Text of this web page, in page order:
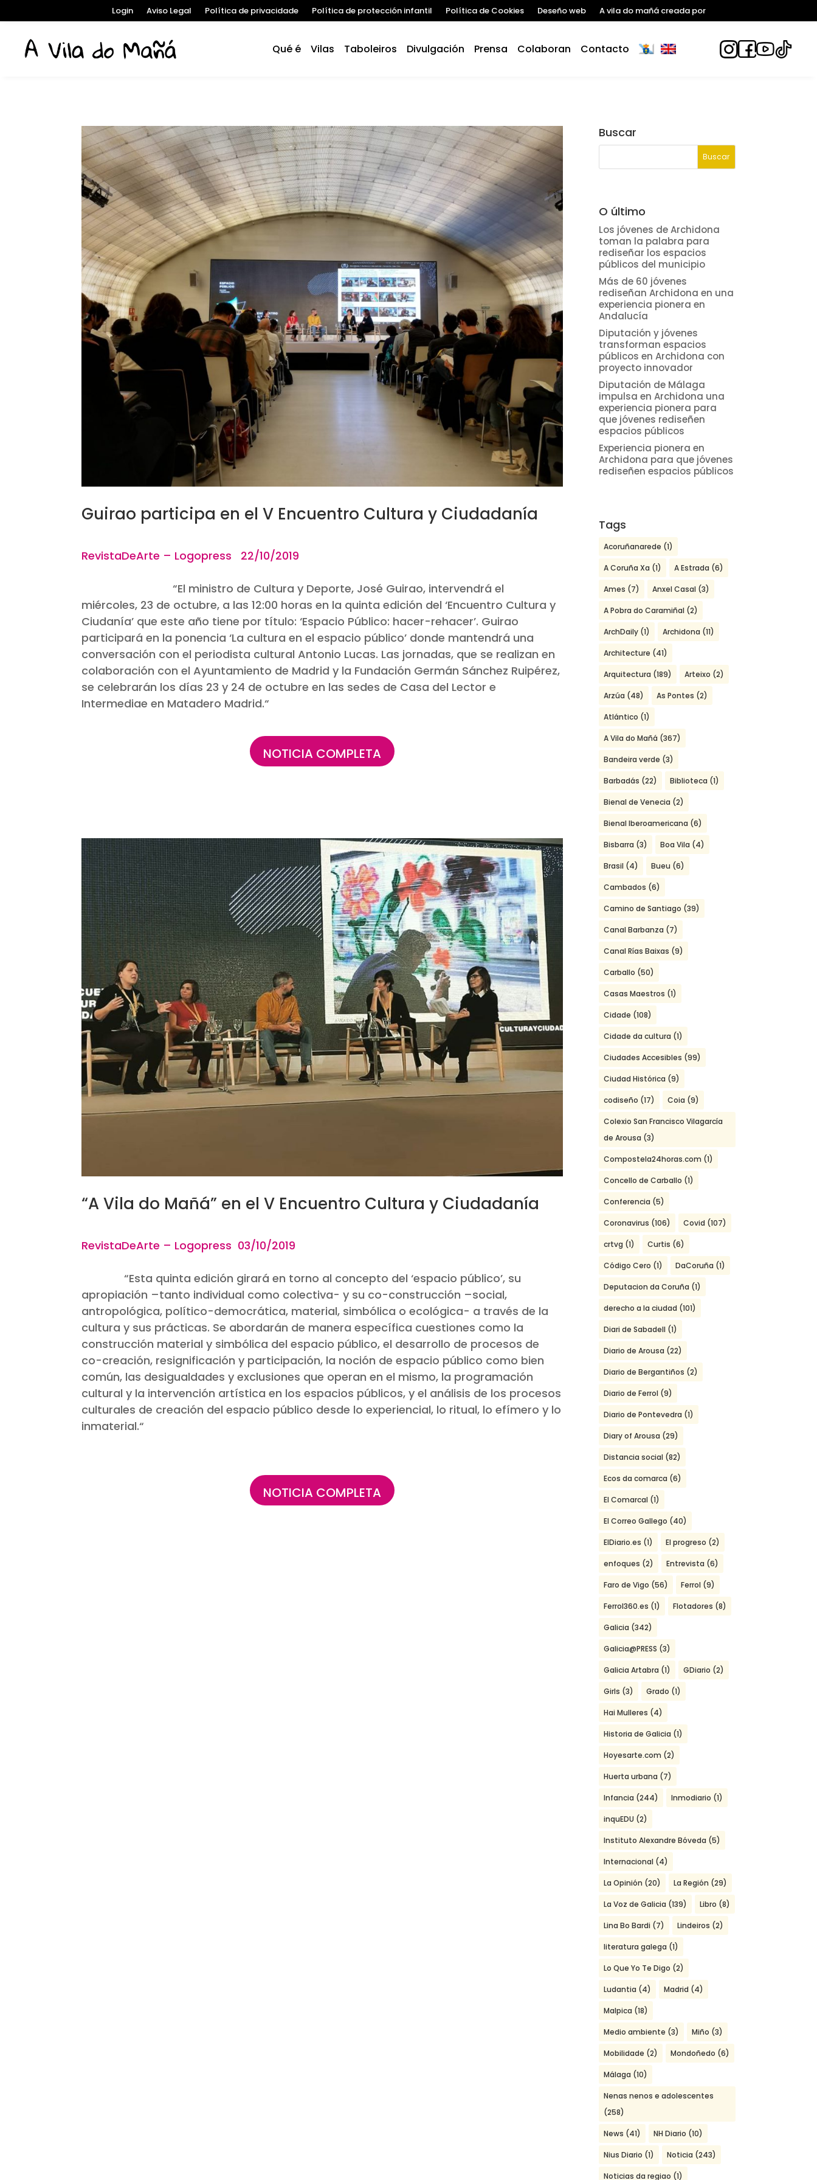
Login Aviso Legal Política de privacidade Política de protección infantil Política de Cookies Deseño web A vila do mañá creada por
Qué é Vilas Taboleiros Divulgación Prensa Colaboran Contacto
Guirao participa en el V Encuentro Cultura y Ciudadanía
RevistaDeArte – Logopress 22/10/2019
“El ministro de Cultura y Deporte, José Guirao, intervendrá el
miércoles, 23 de octubre, a las 12:00 horas en la quinta edición del ‘Encuentro Cultura y
Ciudanía’ que este año tiene por título: ‘Espacio Público: hacer-rehacer’. Guirao
participará en la ponencia ‘La cultura en el espacio público’ donde mantendrá una
conversación con el periodista cultural Antonio Lucas. Las jornadas, que se realizan en
colaboración con el Ayuntamiento de Madrid y la Fundación Germán Sánchez Ruipérez,
se celebrarán los días 23 y 24 de octubre en las sedes de Casa del Lector e
Intermediae en Matadero Madrid.“
NOTICIA COMPLETA
“A Vila do Mañá” en el V Encuentro Cultura y Ciudadanía
RevistaDeArte – Logopress 03/10/2019
“Esta quinta edición girará en torno al concepto del ‘espacio público’, su
apropiación –tanto individual como colectiva- y su co-construcción –social,
antropológica, político-democrática, material, simbólica o ecológica- a través de la
cultura y sus prácticas. Se abordarán de manera específica cuestiones como la
construcción material y simbólica del espacio público, el desarrollo de procesos de
co-creación, resignificación y participación, la noción de espacio público como bien
común, las desigualdades y exclusiones que operan en el mismo, la programación
cultural y la intervención artística en los espacios públicos, y el análisis de los procesos
culturales de creación del espacio público desde lo experiencial, lo ritual, lo efímero y lo
inmaterial.“
NOTICIA COMPLETA
Buscar
O último
Los jóvenes de Archidona
toman la palabra para
rediseñar los espacios
públicos del municipio
Más de 60 jóvenes
rediseñan Archidona en una
experiencia pionera en
Andalucía
Diputación y jóvenes
transforman espacios
públicos en Archidona con
proyecto innovador
Diputación de Málaga
impulsa en Archidona una
experiencia pionera para
que jóvenes rediseñen
espacios públicos
Experiencia pionera en
Archidona para que jóvenes
rediseñen espacios públicos
Tags
Acoruñanarede (1)
A Coruña Xa (1) A Estrada (6)
Ames (7) Anxel Casal (3)
A Pobra do Caramiñal (2)
ArchDaily (1) Archidona (11)
Architecture (41)
Arquitectura (189) Arteixo (2)
Arzúa (48) As Pontes (2)
Atlántico (1)
A Vila do Mañá (367)
Bandeira verde (3)
Barbadás (22) Biblioteca (1)
Bienal de Venecia (2)
Bienal Iberoamericana (6)
Bisbarra (3) Boa Vila (4)
Brasil (4) Bueu (6)
Cambados (6)
Camino de Santiago (39)
Canal Barbanza (7)
Canal Rías Baixas (9)
Carballo (50)
Casas Maestros (1)
Cidade (108)
Cidade da cultura (1)
Ciudades Accesibles (99)
Ciudad Histórica (9)
codiseño (17) Coia (9)
Colexio San Francisco Vilagarcía
de Arousa (3)
Compostela24horas.com (1)
Concello de Carballo (1)
Conferencia (5)
Coronavirus (106) Covid (107)
crtvg (1) Curtis (6)
Código Cero (1) DaCoruña (1)
Deputacion da Coruña (1)
derecho a la ciudad (101)
Diari de Sabadell (1)
Diario de Arousa (22)
Diario de Bergantiños (2)
Diario de Ferrol (9)
Diario de Pontevedra (1)
Diary of Arousa (29)
Distancia social (82)
Ecos da comarca (6)
El Comarcal (1)
El Correo Gallego (40)
ElDiario.es (1) El progreso (2)
enfoques (2) Entrevista (6)
Faro de Vigo (56) Ferrol (9)
Ferrol360.es (1) Flotadores (8)
Galicia (342)
Galicia@PRESS (3)
Galicia Artabra (1) GDiario (2)
Girls (3) Grado (1)
Hai Mulleres (4)
Historia de Galicia (1)
Hoyesarte.com (2)
Huerta urbana (7)
Infancia (244) Inmodiario (1)
inquEDU (2)
Instituto Alexandre Bóveda (5)
Internacional (4)
La Opinión (20) La Región (29)
La Voz de Galicia (139) Libro (8)
Lina Bo Bardi (7) Lindeiros (2)
literatura galega (1)
Lo Que Yo Te Digo (2)
Ludantia (4) Madrid (4)
Malpica (18)
Medio ambiente (3) Miño (3)
Mobilidade (2) Mondoñedo (6)
Málaga (10)
Nenas nenos e adolescentes
(258)
News (41) NH Diario (10)
Nius Diario (1) Noticia (243)
Noticias da regiao (1)